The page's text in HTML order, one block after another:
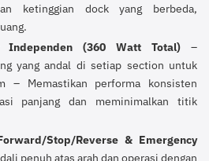
ketinggian dock yang berbeda,
Independen (360 Watt Total) –
yang andal di setiap section untuk
– Memastikan performa konsisten
panjang dan meminimalkan titik
Stop/Reverse & Emergency
penuh atas arah dan operasi dengan